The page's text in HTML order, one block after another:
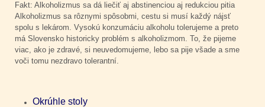
Fakt: Alkoholizmus sa dá liečiť aj abstinenciou aj redukciou pitia
Alkoholizmus sa rôznymi spôsobmi, cestu si musí každý nájsť
spolu s lekárom. Vysokú konzumáciu alkoholu tolerujeme a preto
má Slovensko historicky problém s alkoholizmom. To, že pijeme
viac, ako je zdravé, si neuvedomujeme, lebo sa pije všade a sme
voči tomu nezdravo tolerantní.
Okrúhle stoly